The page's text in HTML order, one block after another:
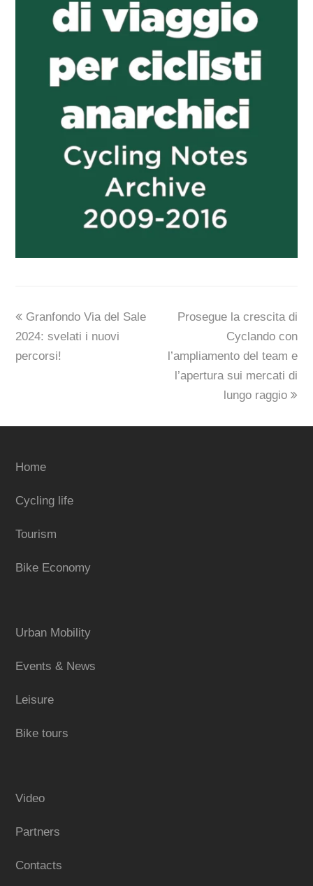
previous
post:
Granfondo Via del Sale
2024: svelati i nuovi
percorsi!
next
Prosegue la crescita di
Cyclando con
l’ampliamento del team e
l’apertura sui mercati di
lungo raggio
Home
Cycling life
Tourism
Bike Economy
Urban Mobility
Events & News
Leisure
Bike tours
Video
Partners
Contacts